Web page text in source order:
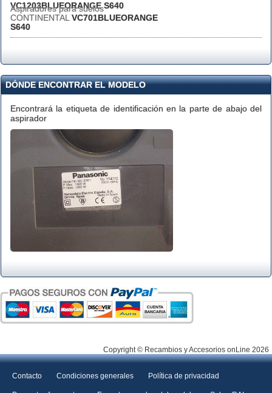
VC1203BLUEORANGE S640
Aspiradores para suelos
CONTINENTAL VC701BLUEORANGE
S640
DÓNDE ENCONTRAR EL MODELO
Encontrará la etiqueta de identificación en la parte de abajo del
aspirador
Copyright © Recambios y Accesorios onLine 2026
Contacto Condiciones generales Política de privacidad